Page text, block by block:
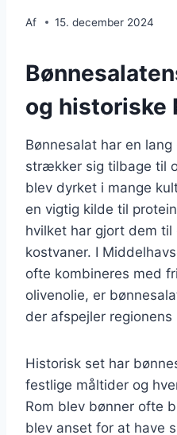
Af 15. december 2024
og historiske
Bønnesalat har en
strækker sig tilbage til
blev dyrket i mange
en vigtig kilde til
hvilket har gjort dem til
kostvaner. I
ofte kombineres med
olivenolie, er
der afspejler
Historisk set har
festlige måltider og
Rom blev bønner ofte
blev anset for at have